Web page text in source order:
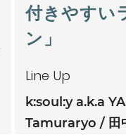
付きやすい
ン」
Line Up
k:soul:y a.k.a
Tamuraryo
田